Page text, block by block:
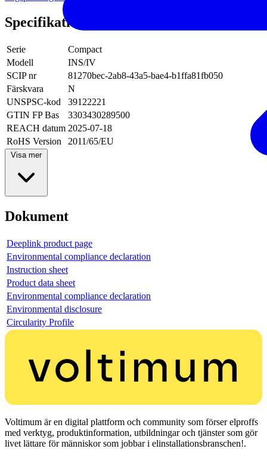
Specifikationer
Serie
Compact
Modell
INS/IV
SCIP nr
81270bec-2ab8-43a5-bae4-b1ffa81fb050
Färskvara
N
UNSPSC-kod
39122221
GTIN FP Bas
3303430289500
REACH datum 2025-07-18
RoHS Version
2011/65/EU
Visa mer
Dokument
Deeplink product page
Environmental compliance declaration
Instruction sheet
Product data sheet
Environmental compliance declaration
Environmental disclosure
Circularity Profile
Voltimum är en digital plattform och community som förser elproffs
med verktyg, produktinformation, utbildningar och tjänster som gör
livet lättare för människor som jobbar i elinstallationsbranschen!.